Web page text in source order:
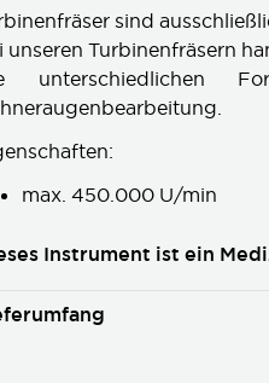
sind
unseren Turbinenfräsern
unterschiedlichen
max. 450.000 U/min
Instrument ist ein